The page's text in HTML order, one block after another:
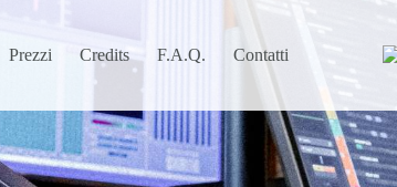
Prezzi Credits F.A.Q. Contatti